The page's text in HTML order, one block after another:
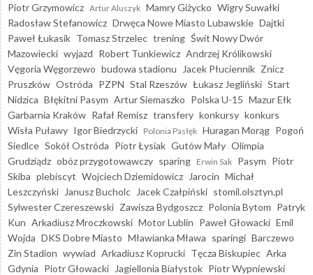
Piotr Grzymowicz Artur Aluszyk Mamry Giżycko Wigry Suwałki
Radosław Stefanowicz Drwęca Nowe Miasto Lubawskie Dajtki
Paweł Łukasik Tomasz Strzelec trening Świt Nowy Dwór
Mazowiecki wyjazd Robert Tunkiewicz Andrzej Królikowski
Vęgoria Węgorzewo budowa stadionu Jacek Płuciennik Znicz
Pruszków Ostróda PZPN Stal Rzeszów Łukasz Jegliński Start
Nidzica Błękitni Pasym Artur Siemaszko Polska U-15 Mazur Ełk
Garbarnia Kraków Rafał Remisz transfery konkursy konkurs
Wisła Puławy Igor Biedrzycki Polonia Pasłęk Huragan Morąg Pogoń
Siedlce Sokół Ostróda Piotr Łysiak Gutów Mały Olimpia
Grudziądz obóz przygotowawczy sparing Erwin Sak Pasym Piotr
Skiba plebiscyt Wojciech Dziemidowicz Jarocin Michał
Leszczyński
Janusz Bucholc Jacek Czałpiński stomil.olsztyn.pl
Sylwester Czereszewski Zawisza Bydgoszcz Polonia Bytom Patryk
Kun Arkadiusz Mroczkowski Motor Lublin Paweł Głowacki Emil
Wojda DKS Dobre Miasto Mławianka Mława sparingi Barczewo
Zin Stadion wywiad Arkadiusz Koprucki Tęcza Biskupiec Arka
Gdynia Piotr Głowacki Jagiellonia Białystok Piotr Wypniewski